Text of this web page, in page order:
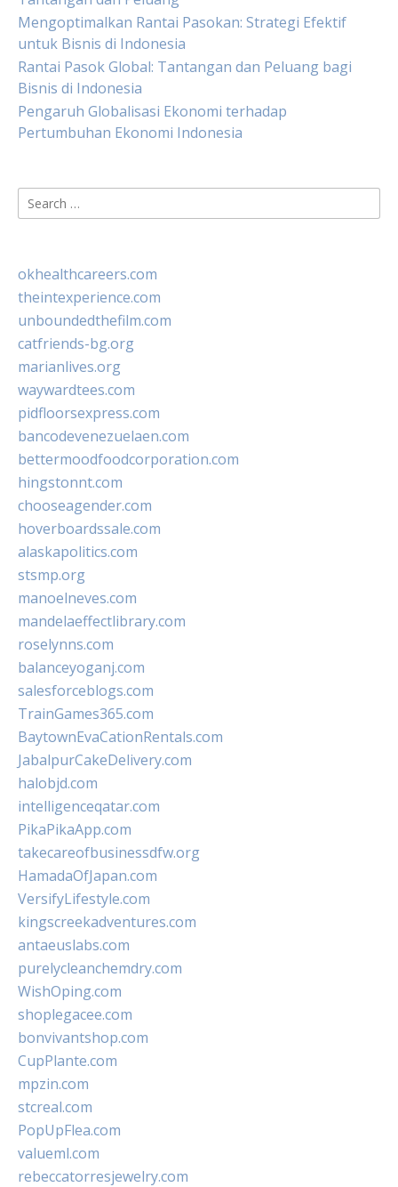
Mengoptimalkan Rantai Pasokan: Strategi Efektif
untuk Bisnis di Indonesia
Rantai Pasok Global: Tantangan dan Peluang bagi
Bisnis di Indonesia
Pengaruh Globalisasi Ekonomi terhadap
Pertumbuhan Ekonomi Indonesia
Search
for:
okhealthcareers.com
theintexperience.com
unboundedthefilm.com
catfriends-bg.org
marianlives.org
waywardtees.com
pidfloorsexpress.com
bancodevenezuelaen.com
bettermoodfoodcorporation.com
hingstonnt.com
chooseagender.com
hoverboardssale.com
alaskapolitics.com
stsmp.org
manoelneves.com
mandelaeffectlibrary.com
roselynns.com
balanceyoganj.com
salesforceblogs.com
TrainGames365.com
BaytownEvaCationRentals.com
JabalpurCakeDelivery.com
halobjd.com
intelligenceqatar.com
PikaPikaApp.com
takecareofbusinessdfw.org
HamadaOfJapan.com
VersifyLifestyle.com
kingscreekadventures.com
antaeuslabs.com
purelycleanchemdry.com
WishOping.com
shoplegacee.com
bonvivantshop.com
CupPlante.com
mpzin.com
stcreal.com
PopUpFlea.com
valueml.com
rebeccatorresjewelry.com